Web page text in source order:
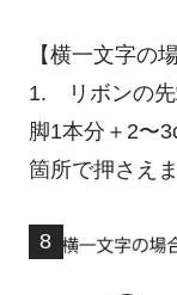
【横一文字の
1. リボンの先
脚1本分＋2〜
箇所で押さえま